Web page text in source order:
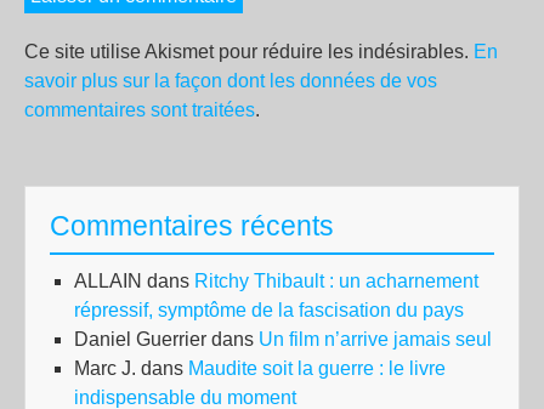
Ce site utilise Akismet pour réduire les indésirables. En
savoir plus sur la façon dont les données de vos
commentaires sont traitées.
Commentaires récents
ALLAIN dans Ritchy Thibault : un acharnement
répressif, symptôme de la fascisation du pays
Daniel Guerrier dans Un film n’arrive jamais seul
Marc J. dans Maudite soit la guerre : le livre
indispensable du moment